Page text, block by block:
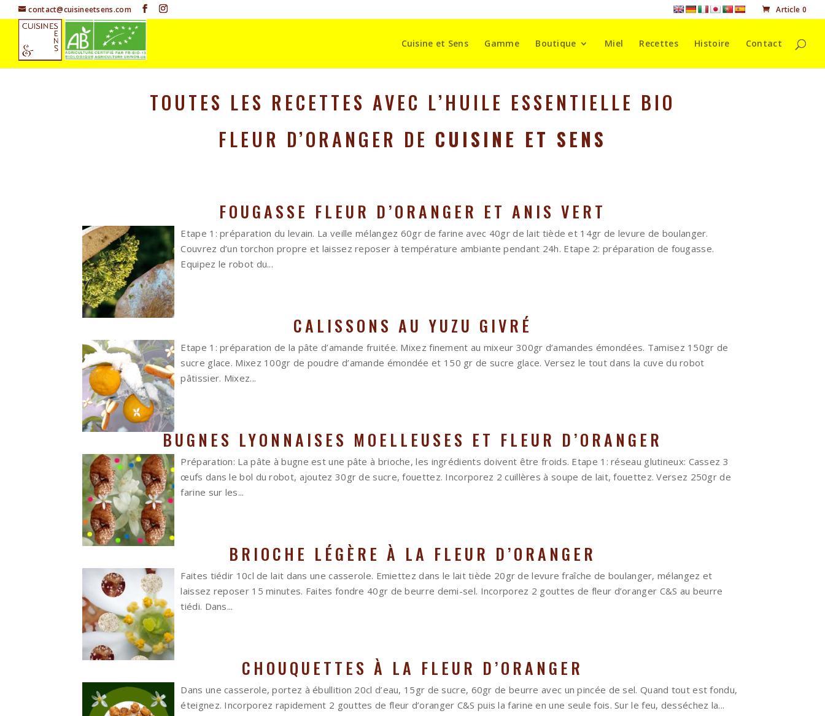
contact@cuisineetsens.com Article 0
Cuisine et Sens Gamme Boutique Miel Recettes Histoire Contact
TOUTES LES RECETTES AVEC L’HUILE ESSENTIELLE BIO
FLEUR D’ORANGER DE CUISINE ET SENS
FOUGASSE FLEUR D’ORANGER ET ANIS VERT
Etape 1: préparation du levain. La veille mélangez 60gr de farine avec 40gr de lait tiède et 14gr de levure de boulanger.
Couvrez d’un torchon propre et laissez reposer à température ambiante pendant 24h. Etape 2: préparation de fougasse.
Equipez le robot du...
CALISSONS AU YUZU GIVRÉ
Etape 1: préparation de la pâte d’amande fruitée. Mixez finement au mixeur 300gr d’amandes émondées. Tamisez 150gr de
sucre glace. Mixez 100gr de poudre d’amande émondée et 150 gr de sucre glace. Versez le tout dans la cuve du robot
pâtissier. Mixez...
BUGNES LYONNAISES MOELLEUSES ET FLEUR D’ORANGER
Préparation: La pâte à bugne est une pâte à brioche, les ingrédients doivent être froids. Etape 1: réseau glutineux: Cassez 3
œufs dans le bol du robot, ajoutez 30gr de sucre, fouettez. Incorporez 2 cuillères à soupe de lait, fouettez. Versez 250gr de
farine sur les...
BRIOCHE LÉGÈRE À LA FLEUR D’ORANGER
Faites tiédir 10cl de lait dans une casserole. Emiettez dans le lait tiède 20gr de levure fraîche de boulanger, mélangez et
laissez reposer 15 minutes. Faites fondre 40gr de beurre demi-sel. Incorporez 2 gouttes de fleur d’oranger C&S au beurre
tiédi. Dans...
CHOUQUETTES À LA FLEUR D’ORANGER
Dans une casserole, portez à ébullition 20cl d’eau, 15gr de sucre, 60gr de beurre avec un pincée de sel. Quand tout est fondu,
éteignez. Incorporez rapidement 2 gouttes de fleur d’oranger C&S puis la farine en une seule fois. Sur le feu, desséchez la...